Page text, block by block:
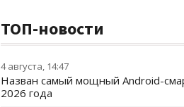
ТОП-новости
4 августа, 14:47
Назван самый мощный Android-
2026 года